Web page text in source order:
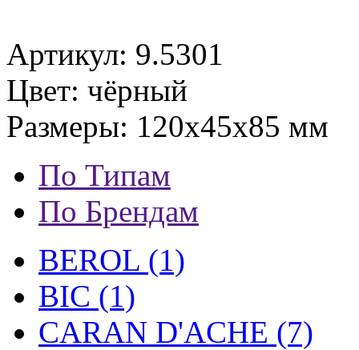
Артикул: 9.5301
Цвет: чёрный
Размеры: 120x45x85 мм
По Типам
По Брендам
BEROL (1)
BIC (1)
CARAN D'ACHE (7)